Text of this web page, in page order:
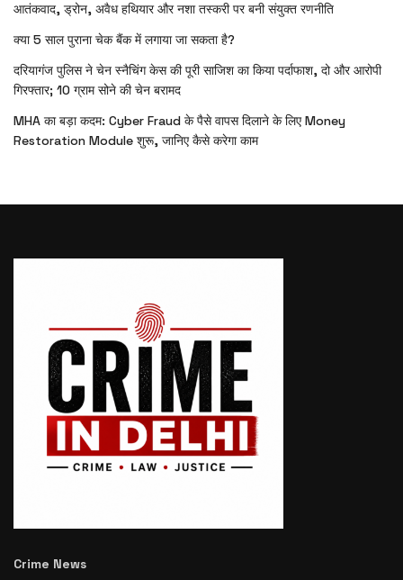
आतंकवाद, ड्रोन, अवैध हथियार और नशा तस्करी पर बनी संयुक्त रणनीति
क्या 5 साल पुराना चेक बैंक में लगाया जा सकता है?
दरियागंज पुलिस ने चेन स्नैचिंग केस की पूरी साजिश का किया पर्दाफाश, दो और आरोपी
गिरफ्तार; 10 ग्राम सोने की चेन बरामद
MHA का बड़ा कदम: Cyber Fraud के पैसे वापस दिलाने के लिए Money
Restoration Module शुरू, जानिए कैसे करेगा काम
Crime News